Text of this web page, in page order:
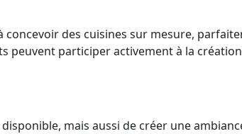
concevoir des cuisines sur mesure,
peuvent participer activement à la
disponible, mais aussi de créer une